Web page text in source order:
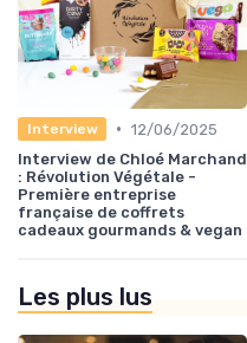
Interview • 12/06/2025
Interview de Chloé Marchand
: Révolution Végétale -
Première entreprise
française de coffrets
cadeaux gourmands & vegan
Les plus lus